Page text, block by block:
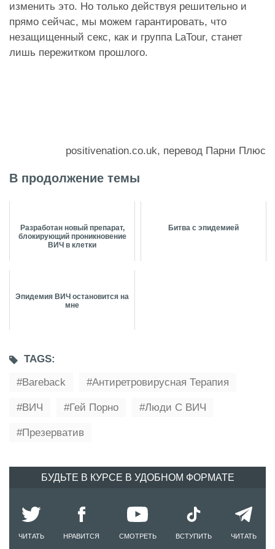
изменить это. Но только действуя решительно и
прямо сейчас, мы можем гарантировать, что
незащищенный секс, как и группа LaTour, станет
лишь пережитком прошлого.
positivenation.co.uk, перевод Парни Плюс
В продолжение темы
Разработан новый препарат,
блокирующий проникновение
ВИЧ в клетки
Битва с эпидемией
Эпидемия ВИЧ остановится на
мне
TAGS:
Bareback
Антиретровирусная Терапия
ВИЧ Гей Порно Люди С ВИЧ
Презерватив
БУДЬТЕ В КУРСЕ В УДОБНОМ ФОРМАТЕ
ЧИТАТЬ НРАВИТСЯ СМОТРЕТЬ ВСТУПИТЬ ЧИТАТЬ